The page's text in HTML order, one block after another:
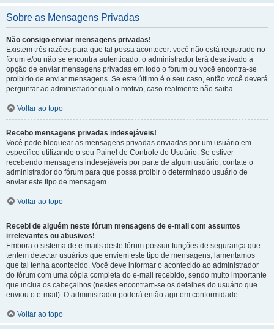
Sobre as Mensagens Privadas
Não consigo enviar mensagens privadas!
Existem três razões para que tal possa acontecer: você não está registrado no
fórum e/ou não se encontra autenticado, o administrador terá desativado a
opção de enviar mensagens privadas em todo o fórum ou você encontra-se
proibido de enviar mensagens. Se este último é o seu caso, então você deverá
perguntar ao administrador qual o motivo, caso realmente não saiba.
Voltar ao topo
Recebo mensagens privadas indesejáveis!
Você pode bloquear as mensagens privadas enviadas por um usuário em
específico utilizando o seu Painel de Controle do Usuário. Se estiver
recebendo mensagens indesejáveis por parte de algum usuário, contate o
administrador do fórum para que possa proibir o determinado usuário de
enviar este tipo de mensagem.
Voltar ao topo
Recebi de alguém neste fórum mensagens de e-mail com assuntos
irrelevantes ou abusivos!
Embora o sistema de e-mails deste fórum possuir funções de segurança que
tentem detectar usuários que enviem este tipo de mensagens, lamentamos
que tal tenha acontecido. Você deve informar o acontecido ao administrador
do fórum com uma cópia completa do e-mail recebido, sendo muito importante
que inclua os cabeçalhos (nestes encontram-se os detalhes do usuário que
enviou o e-mail). O administrador poderá então agir em conformidade.
Voltar ao topo